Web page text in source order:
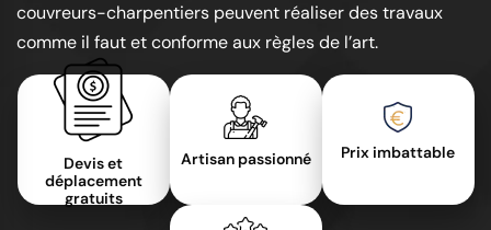
couvreurs-charpentiers peuvent réaliser des travaux
comme il faut et conforme aux règles de l’art.
Devis et
déplacement
gratuits
Artisan passionné Prix imbattable